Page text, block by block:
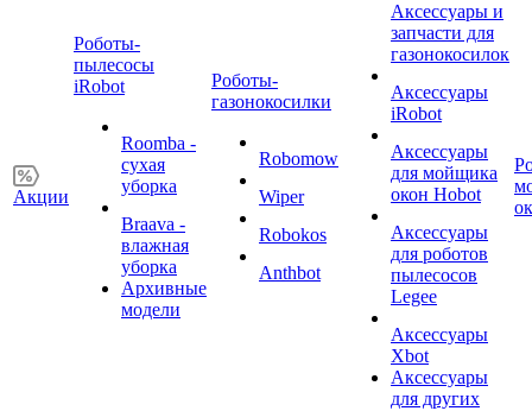
Акции
Роботы-
пылесосы
iRobot
Roomba -
сухая
уборка
Braava -
влажная
уборка
Архивные
модели
Роботы-
газонокосилки
Robomow
Wiper
Robokos
Anthbot
Аксессуары и
запчасти для
газонокосилок
Аксессуары
iRobot
Аксессуары
для мойщика
окон Hobot
Аксессуары
для роботов
пылесосов
Legee
Аксессуары
Xbot
Аксессуары
для других